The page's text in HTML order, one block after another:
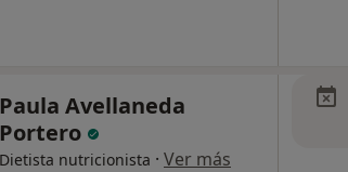
Paula Avellaneda
Portero
Dietista nutricionista · Ver más